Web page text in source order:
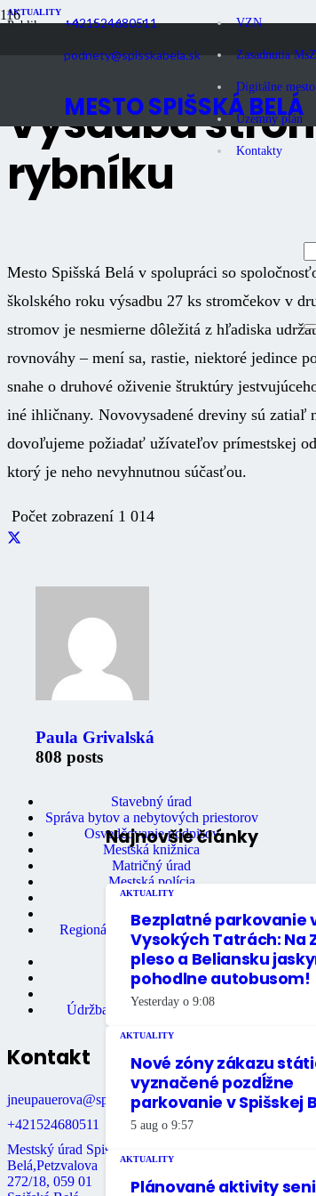
+421524680511
podnety@spisskabela.sk
VZN
Zasadnutia MsZ
Digitálne mesto
Územný plán
Kontakty
MESTO SPIŠSKÁ BELÁ
AKTUALITY
Publikované9 rokov dozadu
Výsadba
rybníku
Mesto Spišská Belá v spolupráci so
školského roku výsadbu 27 ks stromčekov v
stromov je nesmierne dôležitá z hľadiska
rovnováhy – mení sa, rastie, niektoré jedince
snahe o druhové oživenie štruktúry
iné ihličnany. Novovysadené dreviny sú
dovoľujeme požiadať užívateľov prímestskej
ktorý je neho nevyhnutnou súčasťou.
Počet zobrazení 1 014
Paula Grivalská
808 posts
Najnovšie články
AKTUALITY
Bezplatné parkovanie
Vysokých Tatrách: Na
pleso a Beliansku
pohodlne autobusom!
Yesterday o 9:08
AKTUALITY
Nové zóny zákazu
vyznačené pozdĺžne
parkovanie v Spišskej
5 aug o 9:57
AKTUALITY
Plánované aktivity
Zaujimavé odkazy
Oznámenia
Fotogaléria
Stavebný úrad
Správa bytov a nebytových priestorov
Osvedčovanie podpisov
Mestská knižnica
Matričný úrad
Mestská polícia
Miestne dane
Primátor mesta
Regionálne turistické informačné
centrum
Rozpočet mesta
Školstvo
Údržba bytov
Údržba nebytových priestorov
Kontakt
jneupauerova@spisskabela.sk
+421524680511
Mestský úrad Spišská
Belá,Petzvalova
272/18, 059 01